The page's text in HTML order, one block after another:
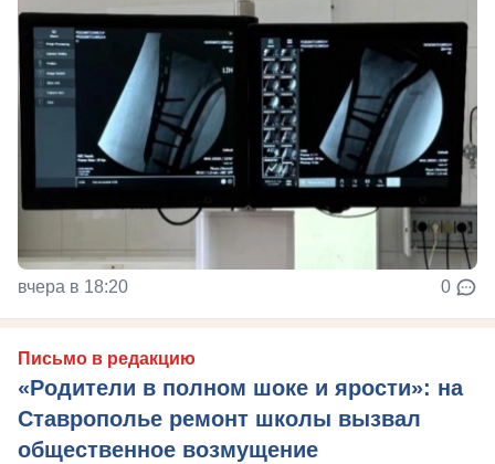
вчера в 18:20 0
Письмо в редакцию
«Родители в полном шоке и ярости»: на
Ставрополье ремонт школы вызвал
общественное возмущение